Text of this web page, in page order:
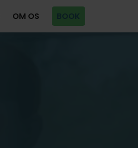
OM OS BOOK